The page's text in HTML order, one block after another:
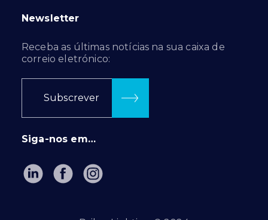
Newsletter
Receba as últimas notícias na sua caixa de
correio eletrónico:
Subscrever
Siga-nos em…